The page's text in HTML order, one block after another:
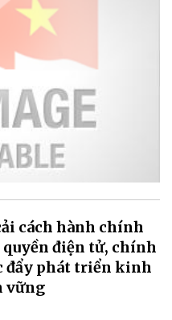
cách hành chính
điện tử, chính
đẩy phát triển kinh
vững